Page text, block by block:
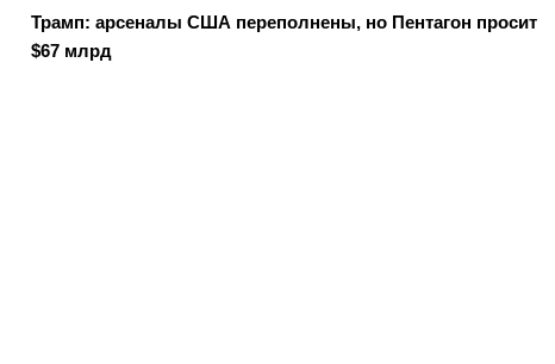
Трамп: арсеналы США переполнены, но Пентагон просит
$67 млрд